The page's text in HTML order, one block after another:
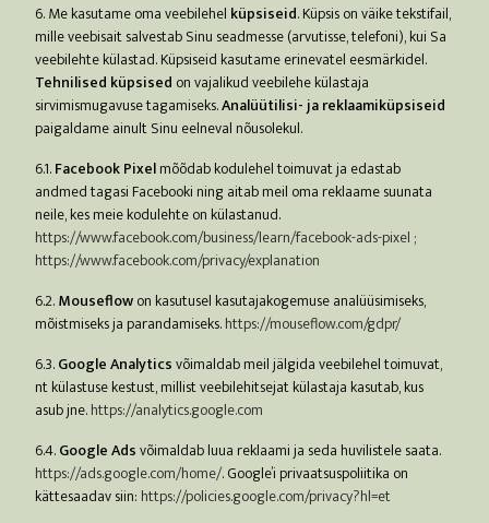
6. Me kasutame oma veebilehel küpsiseid. Küpsis on väike tekstifail,
mille veebisait salvestab Sinu seadmesse (arvutisse, telefoni), kui Sa
veebilehte külastad. Küpsiseid kasutame erinevatel eesmärkidel.
Tehnilised küpsised on vajalikud veebilehe külastaja
sirvimismugavuse tagamiseks.Analüütilisi- ja reklaamiküpsiseid
paigaldame ainult Sinu eelneval nõusolekul.
6.1.Facebook Pixelmõõdab kodulehel toimuvat ja edastab
andmed tagasi Facebooki ning aitab meil oma reklaame suunata
neile, kes meie kodulehte on külastanud.
https://www.facebook.com/business/learn/facebook-ads-pixel ;
https://www.facebook.com/privacy/explanation
6.2.Mouseflowon kasutusel kasutajakogemuse analüüsimiseks,
mõistmiseks ja parandamiseks.https://mouseflow.com/gdpr/
6.3.Google Analyticsvõimaldab meil jälgida veebilehel toimuvat,
nt külastuse kestust, millist veebilehitsejat külastaja kasutab, kus
asub jne.https://analytics.google.com
6.4.Google Adsvõimaldab luua reklaami ja seda huvilistele saata.
https://ads.google.com/home/. Google’i privaatsuspoliitika on
kättesaadav siin: https://policies.google.com/privacy?hl=et